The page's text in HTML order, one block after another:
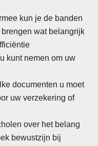
kun je de banden
wat belangrijk
kunt nemen om uw
documenten u moet
uw verzekering of
over het belang
bewustzijn bij